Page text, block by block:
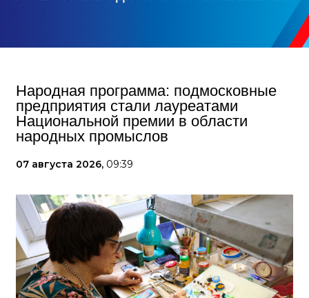
Народная программа: подмосковные
предприятия стали лауреатами
Национальной премии в области
народных промыслов
07 августа 2026, 09:39